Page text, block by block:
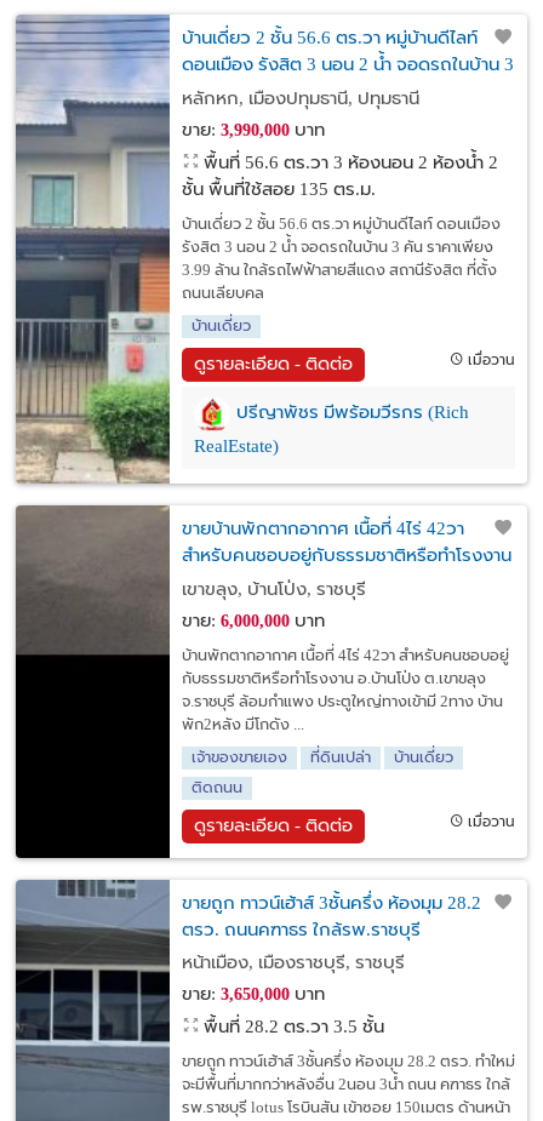
บ้านเดี่ยว 2 ชั้น 56.6 ตร.วา หมู่บ้านดีไลท์
ดอนเมือง รังสิต 3 นอน 2 น้ำ จอดรถในบ้าน 3
คัน ราคาเพียง 3.99 ล้าน ใกล้รถไฟฟ้าสายสี
หลักหก, เมืองปทุมธานี, ปทุมธานี
ขาย: 3,990,000บาท
พื้นที่ 56.6 ตร.วา 3 ห้องนอน 2 ห้องน้ำ 2
ชั้น พื้นที่ใช้สอย 135 ตร.ม.
บ้านเดี่ยว 2 ชั้น 56.6 ตร.วา หมู่บ้านดีไลท์ ดอนเมือง
รังสิต 3 นอน 2 น้ำ จอดรถในบ้าน 3 คัน ราคาเพียง
3.99 ล้าน ใกล้รถไฟฟ้าสายสีแดง สถานีรังสิต ที่ตั้ง
ถนนเลียบคล
บ้านเดี่ยว
ดูรายละเอียด - ติดต่อ เมื่อวาน
ปรีญาพัชร มีพร้อมวีรกร (Rich
RealEstate)
ขายบ้านพักตากอากาศ เนื้อที่ 4ไร่ 42วา
สำหรับคนชอบอยู่กับธรรมชาติหรือทำโรงงาน
อ.บ้านโป่ง ต.เขาขลุง จ.ราชบุรี
เขาขลุง, บ้านโป่ง, ราชบุรี
ขาย: 6,000,000บาท
บ้านพักตากอากาศ เนื้อที่ 4ไร่ 42วา สำหรับคนชอบอยู่
กับธรรมชาติหรือทำโรงงาน อ.บ้านโป่ง ต.เขาขลุง
จ.ราชบุรี ล้อมกำแพง ประตูใหญ่ทางเข้ามี 2ทาง บ้าน
พัก2หลัง มีโกดัง ...
เจ้าของขายเอง
ที่ดินเปล่า
บ้านเดี่ยว
ติดถนน
ดูรายละเอียด - ติดต่อ เมื่อวาน
ขายถูก ทาวน์เฮ้าส์ 3ชั้นครึ่ง ห้องมุม 28.2
ตรว. ถนนคฑาธร ใกล้รพ.ราชบุรี
หน้าเมือง, เมืองราชบุรี, ราชบุรี
ขาย: 3,650,000บาท
พื้นที่ 28.2 ตร.วา 3.5 ชั้น
ขายถูก ทาวน์เฮ้าส์ 3ชั้นครึ่ง ห้องมุม 28.2 ตรว. ทำใหม่
จะมีพื้นที่มากกว่าหลังอื่น 2นอน 3น้ำ ถนน คฑาธร ใกล้
รพ.ราชบุรี lotus โรบินสัน เข้าซอย 150เมตร ด้านหน้า